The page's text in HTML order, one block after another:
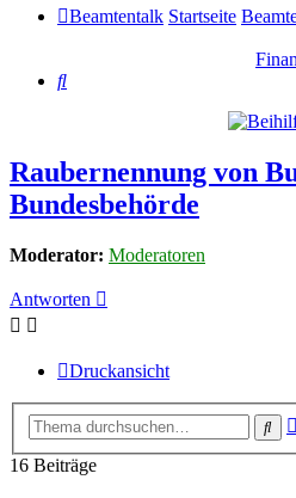
Beamtentalk Startseite
Suche
Raubernennung von
Bundesbehörde
Moderator: Moderatoren
Antworten
Druckansicht
16 Beiträge